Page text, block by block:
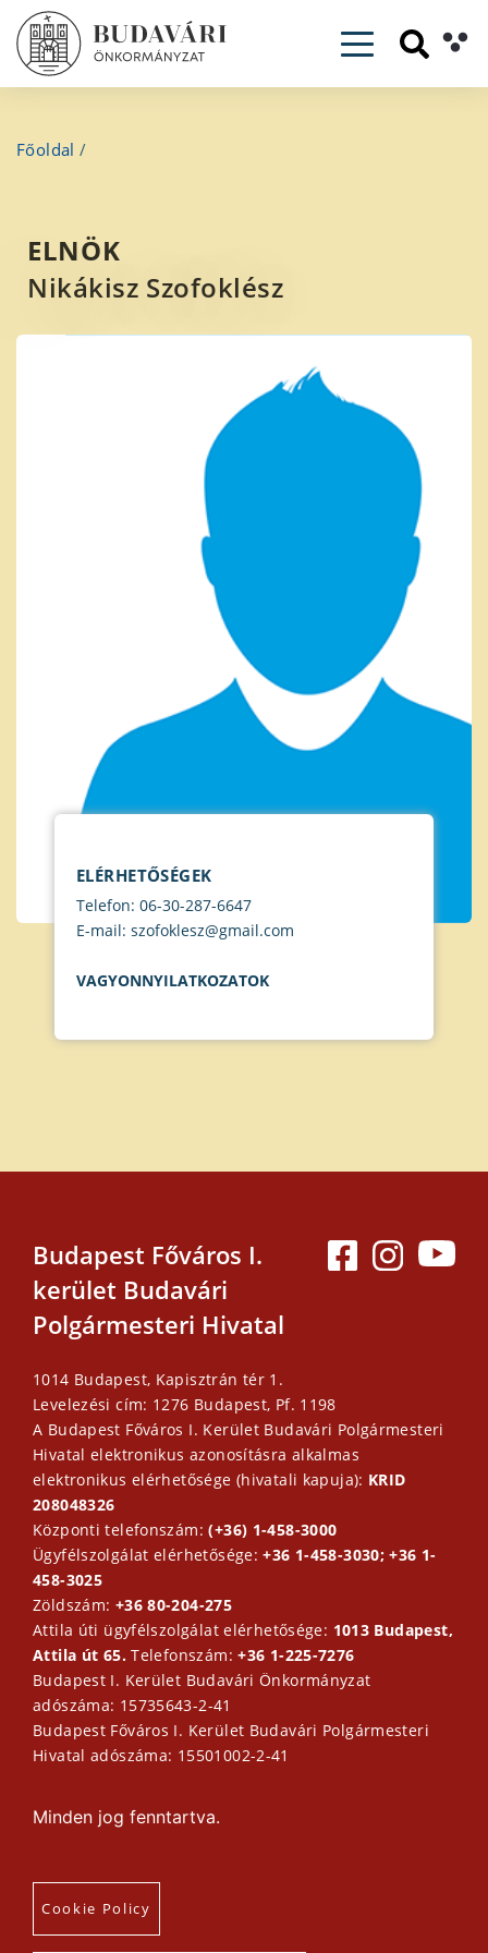
Toggle
Főoldal /
ELNÖK
Nikákisz Szofoklész
ELÉRHETŐSÉGEK
Telefon: 06-30-287-6647
E-mail: szofoklesz@gmail.com
VAGYONNYILATKOZATOK
Budapest Főváros I.
kerület Budavári
Polgármesteri Hivatal
1014 Budapest, Kapisztrán tér 1.
Levelezési cím: 1276 Budapest, Pf. 1198
A Budapest Főváros I. Kerület Budavári Polgármesteri
Hivatal elektronikus azonosításra alkalmas
elektronikus elérhetősége (hivatali kapuja): KRID
208048326
Központi telefonszám:(+36) 1-458-3000
Ügyfélszolgálat elérhetősége:+36 1-458-3030; +36 1-
458-3025
Zöldszám: +36 80-204-275
Attila úti ügyfélszolgálat elérhetősége: 1013 Budapest,
Attila út 65.Telefonszám:+36 1-225-7276
Budapest I. Kerület Budavári Önkormányzat
adószáma: 15735643-2-41
Budapest Főváros I. Kerület Budavári Polgármesteri
Hivatal adószáma: 15501002-2-41
Minden jog fenntartva.
Cookie Policy